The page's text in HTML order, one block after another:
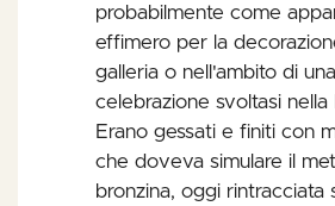
probabilmente come
effimero per la
galleria o nell'ambito di una
celebrazione svoltasi nella
Erano gessati e finiti con
che doveva simulare il
bronzina, oggi rintracciata